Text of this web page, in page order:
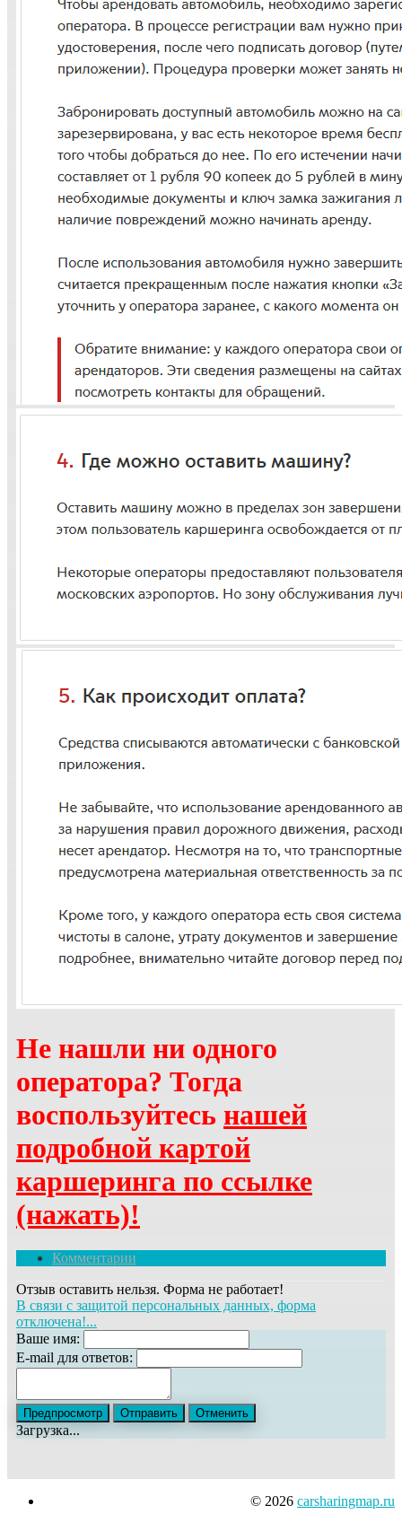
Не нашли ни одного
оператора? Тогда
воспользуйтесь нашей
подробной картой
каршеринга по ссылке
(нажать)!
Комментарии
Отзыв оставить нельзя. Форма не работает!
В связи с защитой персональных данных, форма
отключена!...
Ваше имя:
E-mail для ответов:
Загрузка...
© 2026 carsharingmap.ru